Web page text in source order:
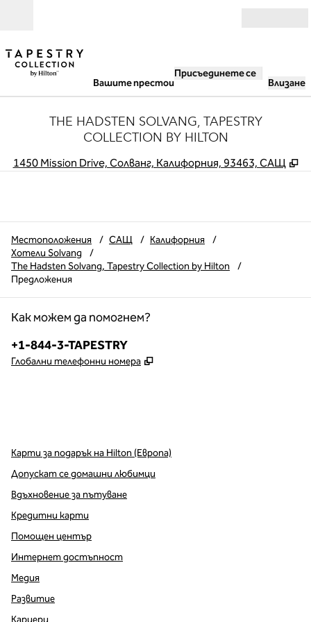
Вашите престои
Присъединете се
Влизане
THE HADSTEN SOLVANG, TAPESTRY
COLLECTION BY HILTON
1450 Mission Drive, Солванг, Калифорния, 93463, САЩ ,
Местоположения / САЩ / Калифорния
/
Хотели Solvang
/
The Hadsten Solvang, Tapestry Collection by Hilton
/
Предложения
Как можем да помогнем?
Телефон:
+1-844-3-TAPESTRY
Глобални телефонни номера ,
Карти за подарък на Hilton (Европа)
Допускат се домашни любимци
Вдъхновение за пътуване
Кредитни карти
Помощен център
Интернет достъпност
Медия
Развитие
Кариери